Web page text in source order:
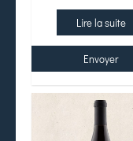
Lire la suite
Envoyer